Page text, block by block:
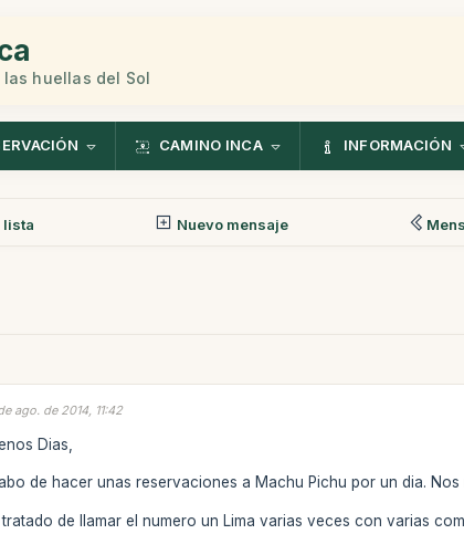
huellas del Sol
CAMINO INCA INFORMACIÓN
lista Nuevo mensaje
ago. de 2014, 11:42
Dias,
de hacer unas reservaciones a Machu Pichu por un dia.
tratado de llamar el numero un Lima varias veces con varias